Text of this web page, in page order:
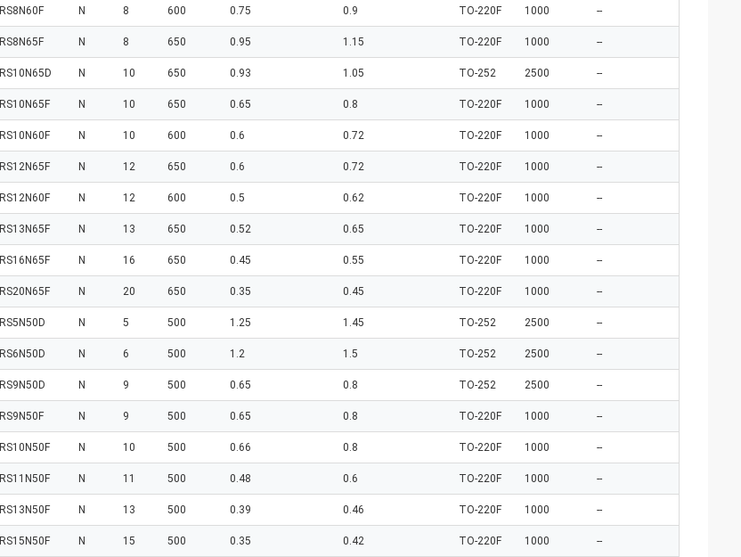
RS8N60F N 8 600 0.75 0.9 TO-220F 1000 --
RS8N65F N 8 650 0.95 1.15 TO-220F 1000 --
RS10N65D N 10 650 0.93 1.05 TO-252 2500 --
RS10N65F N 10 650 0.65 0.8 TO-220F 1000 --
RS10N60F N 10 600 0.6 0.72 TO-220F 1000 --
RS12N65F N 12 650 0.6 0.72 TO-220F 1000 --
RS12N60F N 12 600 0.5 0.62 TO-220F 1000 --
RS13N65F N 13 650 0.52 0.65 TO-220F 1000 --
RS16N65F N 16 650 0.45 0.55 TO-220F 1000 --
RS20N65F N 20 650 0.35 0.45 TO-220F 1000 --
RS5N50D N 5 500 1.25 1.45 TO-252 2500 --
RS6N50D N 6 500 1.2 1.5 TO-252 2500 --
RS9N50D N 9 500 0.65 0.8 TO-252 2500 --
RS9N50F N 9 500 0.65 0.8 TO-220F 1000 --
RS10N50F N 10 500 0.66 0.8 TO-220F 1000 --
RS11N50F N 11 500 0.48 0.6 TO-220F 1000 --
RS13N50F N 13 500 0.39 0.46 TO-220F 1000 --
RS15N50F N 15 500 0.35 0.42 TO-220F 1000 --